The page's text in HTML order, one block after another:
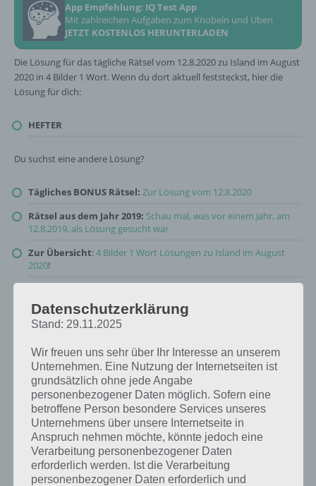
App Empfehlung: IQ Test App
Mit zahlreichen Aufgaben zum Knobeln und Üben
JETZT KOSTENLOS HERUNTERLADEN
Die Lösung für das tägliche Rätsel vom 12.8.2020 zu Island im August
2020 in 4 Bilder 1 Wort. Wenn du dort aktuell feststeckst, hier die
Lösung für dich:
HEFTER
Du suchst eine andere Lösung?
Tägliches BONUS Rätsel: Zur Lösung vom 12.8.2020
Rätsel aus dem Jahr 2019: Schau mal, was vor einem Jahr, am
12.8.2019, als Lösung gesucht war
Zur Übersicht:4 Bilder 1 Wort Lösungen zu Island im August
2020!
Datenschutzerklärung
Stand: 29.11.2025
Wir freuen uns sehr über Ihr Interesse an unserem
Unternehmen. Eine Nutzung der Internetseiten ist
grundsätzlich ohne jede Angabe
personenbezogener Daten möglich. Sofern eine
betroffene Person besondere Services unseres
Unternehmens über unsere Internetseite in
Anspruch nehmen möchte, könnte jedoch eine
Verarbeitung personenbezogener Daten
erforderlich werden. Ist die Verarbeitung
personenbezogener Daten erforderlich und